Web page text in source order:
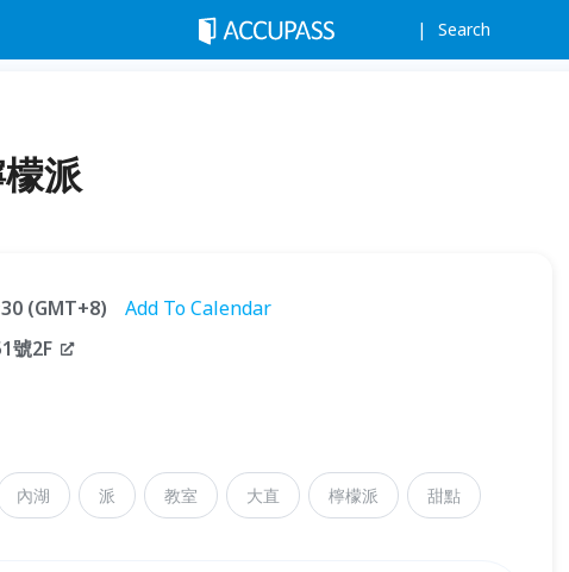
Search
派
(GMT+8)
Add To Calendar
號2F
內湖 派 教室 大直 檸檬派 甜點